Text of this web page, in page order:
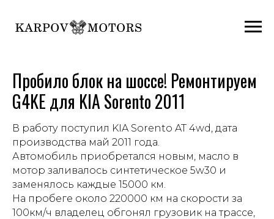
Пробило блок на шоссе! Ремонтируем
G4KE для KIA Sorento 2011
В работу поступил KIA Sorento AT 4wd, дата
производства май 2011 года.
Автомобиль приобретался новым, масло в
мотор заливалось синтетическое 5w30 и
заменялось каждые 15000 км.
На пробеге около 220000 км на скорости за
100км/ч владелец обгонял грузовик на трассе,